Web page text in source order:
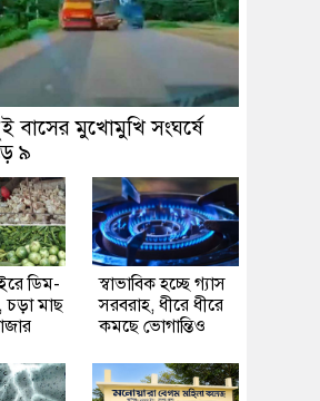
বাসের মুখোমুখি সংঘর্ষে
৯
ডিম-
চড়া মাছ
স্বাভাবিক হচ্ছে গ্যাস
সরবরাহ, ধীরে ধীরে
কমছে ভোগান্তিও